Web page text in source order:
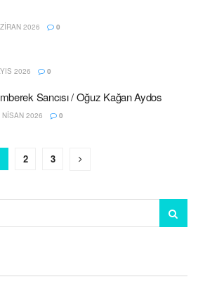
2026 0
2026 0
Sancısı / Oğuz Kağan Aydos
NISAN 2026 0
2 3